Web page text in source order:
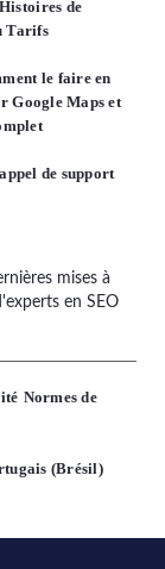
de
Tarifs
le faire en
Google Maps et
de support
mises à
en SEO
Normes de
(Brésil)